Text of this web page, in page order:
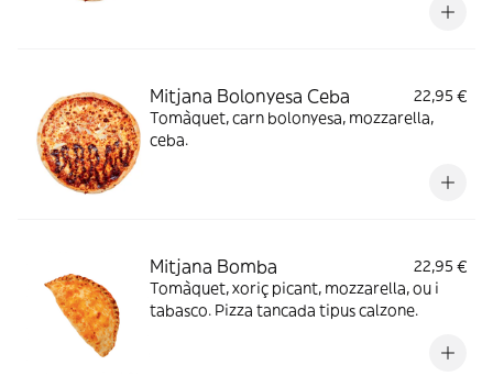
Mitjana Bolonyesa Ceba
22,95 €
Tomàquet, carn bolonyesa, mozzarella,
ceba.
Mitjana Bomba
22,95 €
Tomàquet, xoriç picant, mozzarella, ou i
tabasco. Pizza tancada tipus calzone.